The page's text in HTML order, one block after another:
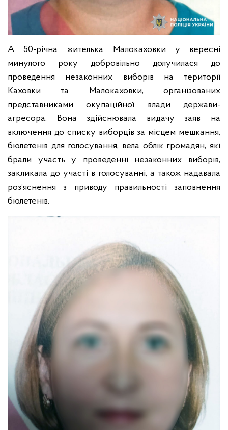
А 50-річна жителька Малокаховки у вересні
минулого року добровільно долучилася до
проведення незаконних виборів на території
Каховки та Малокаховки, організованих
представниками окупаційної влади держави-
агресора. Вона здійснювала видачу заяв на
включення до списку виборців за місцем мешкання,
бюлетенів для голосування, вела облік громадян, які
брали участь у проведенні незаконних виборів,
закликала до участі в голосуванні, а також надавала
роз’яснення з приводу правильності заповнення
бюлетенів.